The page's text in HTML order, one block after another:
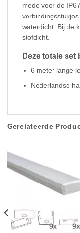
mede voor de
waterdicht. Bij de
stofdicht.
Deze totale set
6 meter lange
Nederlandse
Gerelateerde